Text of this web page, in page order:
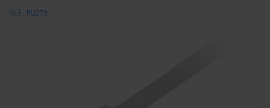
REF: RU279